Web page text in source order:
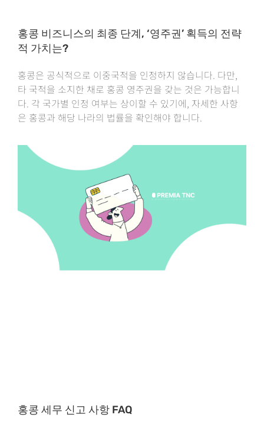
홍콩 비즈니스의 최종 단계, ‘영주권’ 획득의 전략
적 가치는?
홍콩은 공식적으로 이중국적을 인정하지 않습니다. 다만,
타 국적을 소지한 채로 홍콩 영주권을 갖는 것은 가능합니
다. 각 국가별 인정 여부는 상이할 수 있기에, 자세한 사항
은 홍콩과 해당 나라의 법률을 확인해야 합니다.
홍콩 세무 신고 사항 FAQ